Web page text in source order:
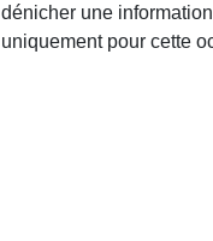
dénicher une
uniquement pour cette